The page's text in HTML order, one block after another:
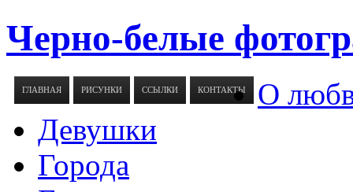
Черно-белые
ГЛАВНАЯ РИСУНКИ ССЫЛКИ КОНТАКТЫ
О
Девушки
Города